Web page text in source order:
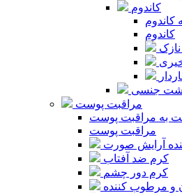
کاندوم
کاندوم
کاندوم
جنسی
مراقبت پوست
به مراقبت پوست
مراقبت پوست
آرایش صورت
کرم ضد آفتاب
کرم دور چشم
و مرطوب کننده